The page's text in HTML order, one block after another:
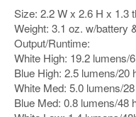
Size: 2.2 W x 2.6 H x 1.3
Weight: 3.1 oz. w/battery
Output/Runtime:
White High: 19.2 lumens/
Blue High: 2.5 lumens/20
White Med: 5.0 lumens/
Blue Med: 0.8 lumens/48